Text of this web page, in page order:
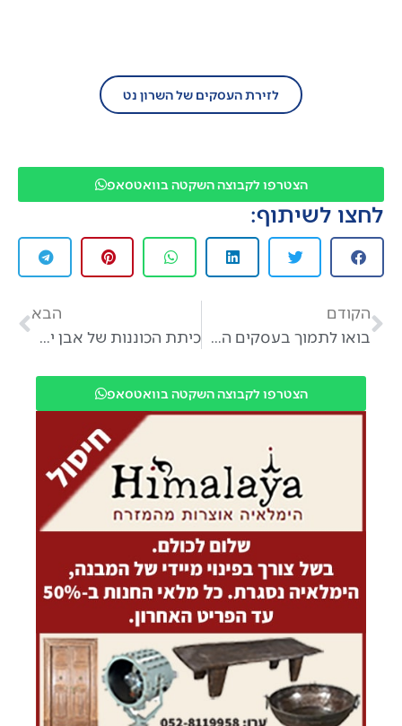
לזירת העסקים של השרון נט
הצטרפו לקבוצה השקטה בוואטסאפ
לחצו לשיתוף:
הקודם
בואו לתמוך בעסקים הקטנים בישראל
הבא
כיתת הכוננות של אבן יהודה בפעולה
הצטרפו לקבוצה השקטה בוואטסאפ